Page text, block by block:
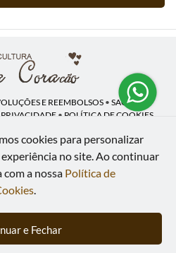
E REEMBOLSOS• SAC
• POLÍTICA DE COOKIES
16.883.558/0001-00
- Belford Roxo - RJ - 26120-300
| Telefone: (21) 9 7591-5498
- Desenvolvido por
cookies para personalizar
no site.Ao continuar
com a nossa Política de
.
e Fechar